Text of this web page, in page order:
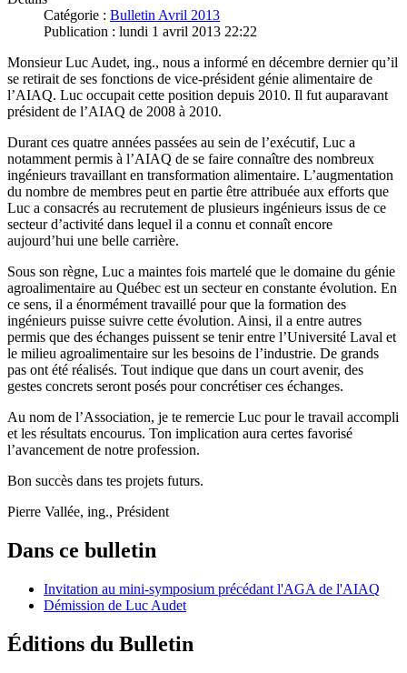
Catégorie : Bulletin Avril 2013
Publication : lundi 1 avril 2013 22:22
Monsieur Luc Audet, ing., nous a informé en décembre dernier qu’il
se retirait de ses fonctions de vice-président génie alimentaire de
l’AIAQ. Luc occupait cette position depuis 2010. Il fut auparavant
président de l’AIAQ de 2008 à 2010.
Durant ces quatre années passées au sein de l’exécutif, Luc a
notamment permis à l’AIAQ de se faire connaître des nombreux
ingénieurs travaillant en transformation alimentaire. L’augmentation
du nombre de membres peut en partie être attribuée aux efforts que
Luc a consacrés au recrutement de plusieurs ingénieurs issus de ce
secteur d’activité dans lequel il a connu et connaît encore
aujourd’hui une belle carrière.
Sous son règne, Luc a maintes fois martelé que le domaine du génie
agroalimentaire au Québec est un secteur en constante évolution. En
ce sens, il a énormément travaillé pour que la formation des
ingénieurs puisse suivre cette évolution. Ainsi, il a entre autres
permis que des échanges puissent se tenir entre l’Université Laval et
le milieu agroalimentaire sur les besoins de l’industrie. De grands
pas ont été réalisés. Tout indique que dans un court avenir, des
gestes concrets seront posés pour concrétiser ces échanges.
Au nom de l’Association, je te remercie Luc pour le travail accompli
et les résultats encourus. Ton implication aura certes favorisé
l’avancement de notre profession.
Bon succès dans tes projets futurs.
Pierre Vallée, ing., Président
Dans ce bulletin
Invitation au mini-symposium précédant l'AGA de l'AIAQ
Démission de Luc Audet
Éditions du Bulletin